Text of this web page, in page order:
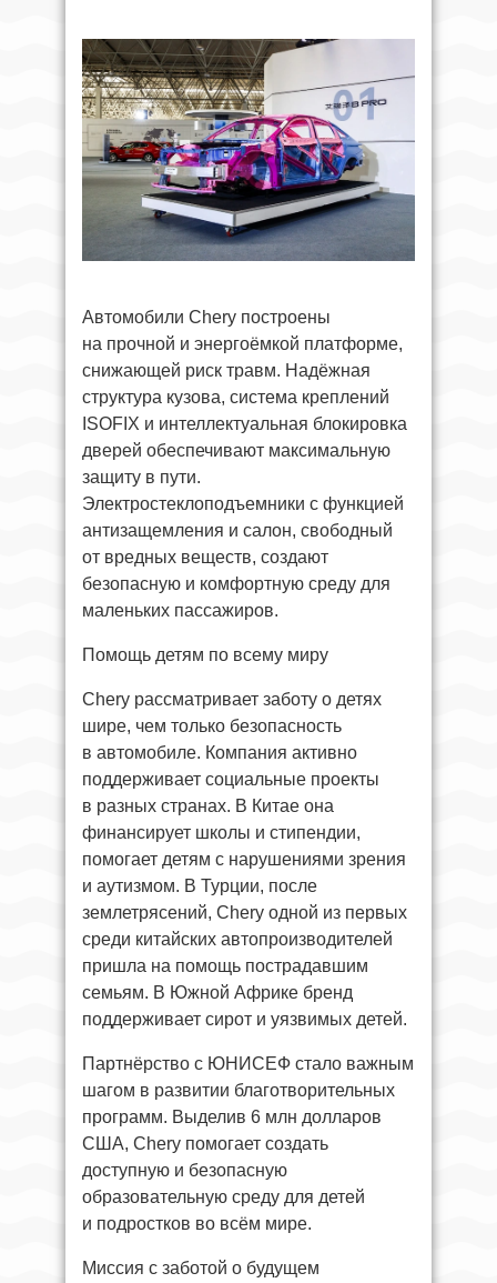
Автомобили Chery построены
на прочной и энергоёмкой платформе,
снижающей риск травм. Надёжная
структура кузова, система креплений
ISOFIX и интеллектуальная блокировка
дверей обеспечивают максимальную
защиту в пути.
Электростеклоподъемники с функцией
антизащемления и салон, свободный
от вредных веществ, создают
безопасную и комфортную среду для
маленьких пассажиров.
Помощь детям по всему миру
Chery рассматривает заботу о детях
шире, чем только безопасность
в автомобиле. Компания активно
поддерживает социальные проекты
в разных странах. В Китае она
финансирует школы и стипендии,
помогает детям с нарушениями зрения
и аутизмом. В Турции, после
землетрясений, Chery одной из первых
среди китайских автопроизводителей
пришла на помощь пострадавшим
семьям. В Южной Африке бренд
поддерживает сирот и уязвимых детей.
Партнёрство с ЮНИСЕФ стало важным
шагом в развитии благотворительных
программ. Выделив 6 млн долларов
США, Chery помогает создать
доступную и безопасную
образовательную среду для детей
и подростков во всём мире.
Миссия с заботой о будущем